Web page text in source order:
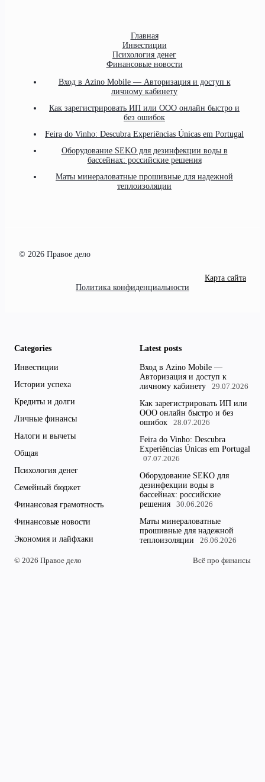
Главная
Инвестиции
Психология денег
Финансовые новости
Вход в Azino Mobile — Авторизация и доступ к
личному кабинету
Как зарегистрировать ИП или ООО онлайн быстро и
без ошибок
Feira do Vinho: Descubra Experiências Únicas em Portugal
Оборудование SEKO для дезинфекции воды в
бассейнах: российские решения
Маты минераловатные прошивные для надежной
теплоизоляции
© 2026 Правое дело
Карта сайта
Политика конфиденциальности
Categories
Инвестиции
Истории успеха
Кредиты и долги
Личные финансы
Налоги и вычеты
Общая
Психология денег
Семейный бюджет
Финансовая грамотность
Финансовые новости
Экономия и лайфхаки
Latest posts
Вход в Azino Mobile —
Авторизация и доступ к
личному кабинету
29.07.2026
Как зарегистрировать ИП или
ООО онлайн быстро и без
ошибок
28.07.2026
Feira do Vinho: Descubra
Experiências Únicas em Portugal
07.07.2026
Оборудование SEKO для
дезинфекции воды в
бассейнах: российские
решения
30.06.2026
Маты минераловатные
прошивные для надежной
теплоизоляции
26.06.2026
© 2026 Правое дело Всё про финансы